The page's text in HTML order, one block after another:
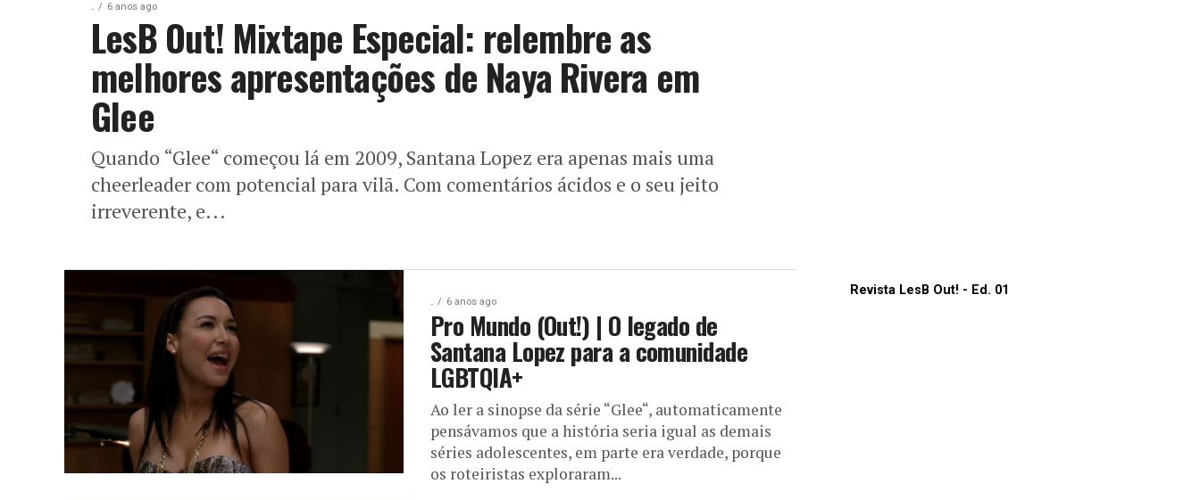
. 6 anos ago
LesB Out! Mixtape Especial: relembre as
melhores apresentações de Naya Rivera em
Glee
Quando “Glee“ começou lá em 2009, Santana Lopez era apenas mais uma
cheerleader com potencial para vilã. Com comentários ácidos e o seu jeito
irreverente, e...
. 6 anos ago
Pro Mundo (Out!) | O legado de
Santana Lopez para a comunidade
LGBTQIA+
Ao ler a sinopse da série “Glee“, automaticamente
pensávamos que a história seria igual as demais
séries adolescentes, em parte era verdade, porque
os roteiristas exploraram...
Revista LesB Out! - Ed. 01